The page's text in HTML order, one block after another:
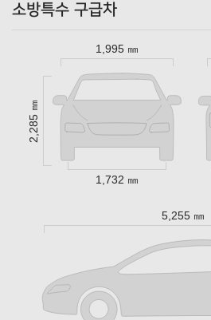
소방특수 구급차
1,995 ㎜
2,285 ㎜
1,732 ㎜
5,255 ㎜